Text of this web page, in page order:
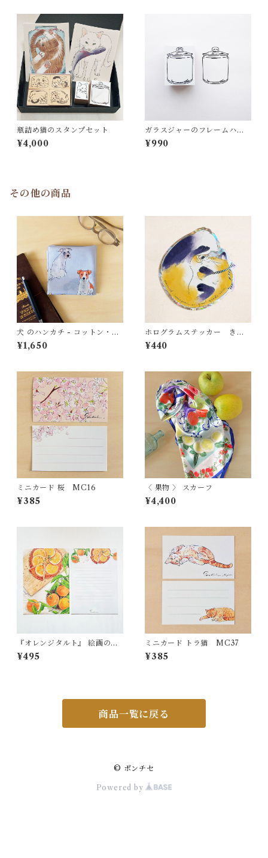
瓶詰め猫のスタンプセット
¥4,000
ガラスジャーのフレームハン
コ
¥990
その他の商品
犬 のハンカチ - コットン・す
こし大きめ - スカーフにも
HC12
¥1,650
ホログラムステッカー きつ
ね
¥440
ミニカード 桜 MC16
¥385
〈 果物 〉 スカーフ
¥4,400
『オレンジタルト』 絵画のよ
うな 便箋（Ａ5）LS518
¥495
ミニカード トラ猫 MC37
¥385
商品一覧に戻る
© ポンチセ
Powered by